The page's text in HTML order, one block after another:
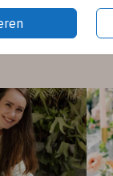
voor de
mooie